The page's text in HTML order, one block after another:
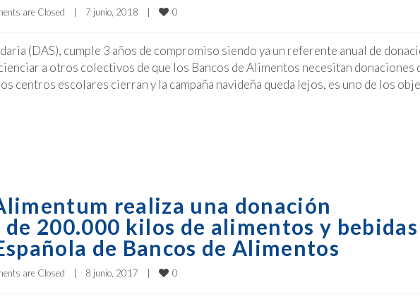
are Closed 7 junio, 2018 0
(DAS), cumple 3 años de compromiso siendo ya un referente anual de
a otros colectivos de que los Bancos de Alimentos necesitan donaciones
centros escolares cierran y la campaña navideña queda lejos, es uno de los
realiza una donación
200.000 kilos de alimentos y
de Bancos de Alimentos
are Closed 8 junio, 2017 0